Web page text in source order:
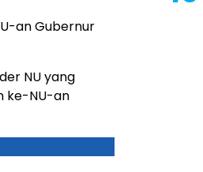
an Gubernur
NU yang
ke-NU-an